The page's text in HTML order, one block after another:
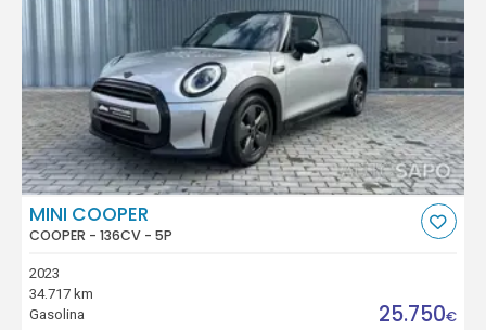
MINI COOPER
COOPER - 136CV - 5P
2023
34.717 km
Gasolina
25.750€